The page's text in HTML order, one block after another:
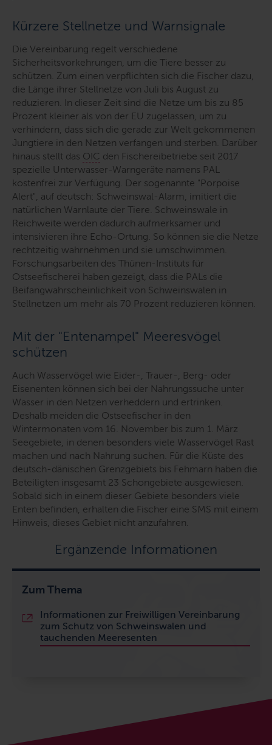
Kürzere Stellnetze und Warnsignale
Die Vereinbarung regelt verschiedene
Sicherheitsvorkehrungen, um die Tiere besser zu
schützen. Zum einen verpflichten sich die Fischer dazu,
die Länge ihrer Stellnetze von Juli bis August zu
reduzieren. In dieser Zeit sind die Netze um bis zu 85
Prozent kleiner als von der EU zugelassen, um zu
verhindern, dass sich die gerade zur Welt gekommenen
Jungtiere in den Netzen verfangen und sterben. Darüber
hinaus stellt das OIC den Fischereibetriebe seit 2017
spezielle Unterwasser-Warngeräte namens PAL
kostenfrei zur Verfügung. Der sogenannte "Porpoise
Alert", auf deutsch: Schweinswal-Alarm, imitiert die
natürlichen Warnlaute der Tiere. Schweinswale in
Reichweite werden dadurch aufmerksamer und
intensivieren ihre Echo-Ortung. So können sie die Netze
rechtzeitig wahrnehmen und sie umschwimmen.
Forschungsarbeiten des Thünen-Instituts für
Ostseefischerei haben gezeigt, dass die PALs die
Beifangwahrscheinlichkeit von Schweinswalen in
Stellnetzen um mehr als 70 Prozent reduzieren können.
Mit der "Entenampel" Meeresvögel
schützen
Auch Wasservögel wie Eider-, Trauer-, Berg- oder
Eisenenten können sich bei der Nahrungssuche unter
Wasser in den Netzen verheddern und ertrinken.
Deshalb meiden die Ostseefischer in den
Wintermonaten vom 16. November bis zum 1. März
Seegebiete, in denen besonders viele Wasservögel Rast
machen und nach Nahrung suchen. Für die Küste des
deutsch-dänischen Grenzgebiets bis Fehmarn haben die
Beteiligten insgesamt 23 Schongebiete ausgewiesen.
Sobald sich in einem dieser Gebiete besonders viele
Enten befinden, erhalten die Fischer eine SMS mit einem
Hinweis, dieses Gebiet nicht anzufahren.
Ergänzende Informationen
Zum Thema
Informationen zur Freiwilligen Vereinbarung
zum Schutz von Schweinswalen und
tauchenden Meeresenten